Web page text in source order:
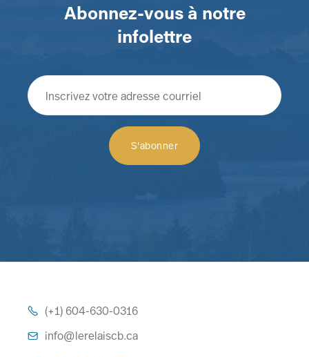
Abonnez-vous à notre
infolettre
 (+1) 604-630-0316
 info@lerelaiscb.ca